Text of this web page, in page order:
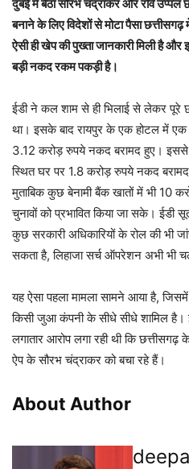
दुबई में बैठा सौरभ चंद्राकर और रवि उप्पल
बनाने के लिए विदेशों से मोटा पैसा
ऐसी ही खेप की पुख्ता जानकारी मिली है
बड़ी नकद रकम पकड़ी है।
ईडी ने कल शाम से ही भिलाई से लेकर पूरे
था। इसके बाद रायपुर के एक होटल में एक
3.12 करोड़ रुपये नकद बरामद हुए। इससे
स्थित घर पर 1.8 करोड़ रुपये नकद
मुताबिक कुछ बेनामी बैंक खातों में भी 10
चुनावों को प्रभावित किया जा सके। ईडी
कुछ सरकारी अधिकारियों के रोल की भी
सकता है, लिहाजा सर्च ऑपरेशन अभी भी
यह ऐसा पहला मामला सामने आया है,
किसी जुआ कंपनी के सीधे सीधे शामिल है।
लगातार आरोप लगा रही थी कि
ऐप के सौरभ चंद्राकर को बचा रहे हैं।
About Author